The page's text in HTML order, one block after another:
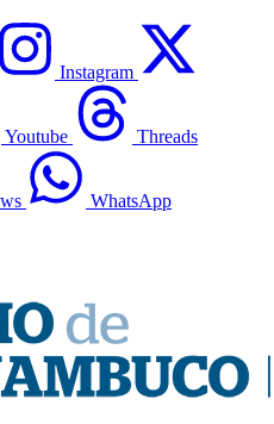
Instagram
Youtube Threads
WhatsApp